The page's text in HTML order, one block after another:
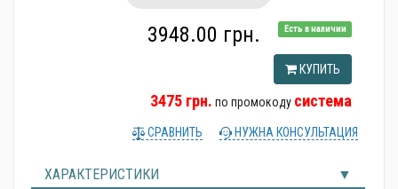
Есть в наличии
3948.00 грн.
КУПИТЬ
3475 грн. по промокоду система
СРАВНИТЬ НУЖНА КОНСУЛЬТАЦИЯ
ХАРАКТЕРИСТИКИ